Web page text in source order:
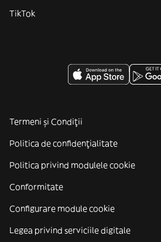
TikTok
Termeni și Condiții
Politica de confidenţialitate
Politica privind modulele cookie
Conformitate
Configurare module cookie
Legea privind serviciile digitale